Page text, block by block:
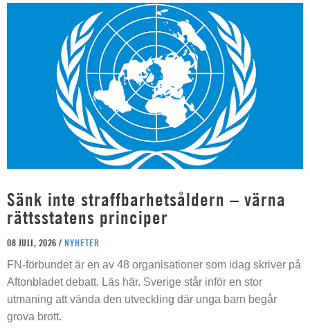
Sänk inte straffbarhetsåldern – värna
rättsstatens principer
08 JULI, 2026 / NYHETER
FN-förbundet är en av 48 organisationer som idag skriver på
Aftonbladet debatt. Läs här. Sverige står inför en stor
utmaning att vända den utveckling där unga barn begår
grova brott.